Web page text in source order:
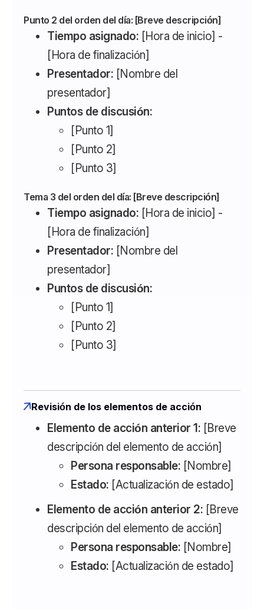
Punto 2 del orden del día: [Breve descripción]
Tiempo asignado: [Hora de inicio] -
[Hora de finalización]
Presentador: [Nombre del
presentador]
Puntos de discusión:
[Punto 1]
[Punto 2]
[Punto 3]
Tema 3 del orden del día: [Breve descripción]
Tiempo asignado: [Hora de inicio] -
[Hora de finalización]
Presentador: [Nombre del
presentador]
Puntos de discusión:
[Punto 1]
[Punto 2]
[Punto 3]
Revisión de los elementos de acción
Elemento de acción anterior 1: [Breve
descripción del elemento de acción]
Persona responsable: [Nombre]
Estado: [Actualización de estado]
Elemento de acción anterior 2: [Breve
descripción del elemento de acción]
Persona responsable: [Nombre]
Estado: [Actualización de estado]